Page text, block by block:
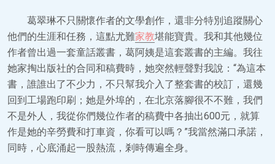
葛翠琳不只關懷作者的文學創作，還非分特別追蹤關心
他們的生涯和任務，這點尤難家教堪能寶貴。我和其他幾位
作者曾出過一套童話叢書，葛阿姨是這套叢書的主編。我往
她家掏出版社的合同和稿費時，她突然輕聲對我說：“為這本
書，誰誰出了不少力，不只幫我介入了整套書的校訂，還幾
回到工場跑印刷；她是外埠的，在北京落腳很不不難，我們
不是外人，我從你們幾位作者的稿費中各抽出600元，就算
作是她的辛勞費和打車資，你看可以嗎？”我當然滿口承諾，
同時，心底涌起一股熱流，剎時傳遍全身。